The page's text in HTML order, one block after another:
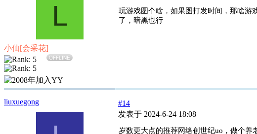
L
小仙[会采花]
OFFLINE
玩游戏图个啥，如果图打发时间，那啥游
了，暗黑也行
liuxuegong
#14
发表于 2024-6-24 18:08
岁数更大点的推荐网络创世纪uo，做个养